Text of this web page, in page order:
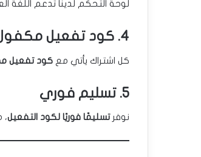
لوحة التحكم لدينا تدعم اللغة
4. كود تفعيل مكفول
كل اشتراك يأتي مع كود تفعيل
5. تسليم فوري
نوفرتسليمًا فوريًا لكود التفعيل،